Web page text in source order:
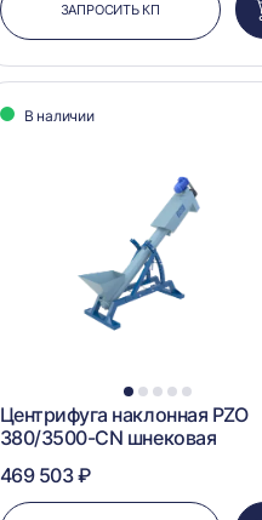
ЗАПРОСИТЬ КП
В наличии
1 2 3 4 5
Центрифуга наклонная PZO
380/3500-CN шнековая
469 503 ₽